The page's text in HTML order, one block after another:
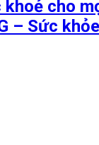
cho
– Sức